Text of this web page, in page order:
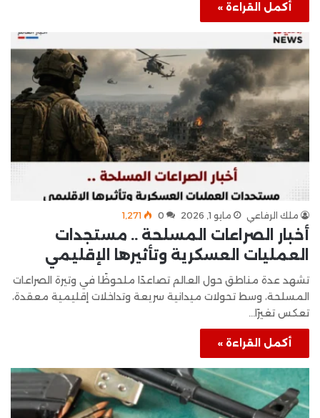
أكمل القراءة »
ملك الرفاعي مايو 1, 2026 0 1٬271
أخبار الصراعات المسلحة .. مستجدات
العمليات العسكرية وتأثيرها الإقليمي
تشهد عدة مناطق حول العالم تصاعدًا ملحوظًا في وتيرة الصراعات
المسلحة، وسط تحولات ميدانية سريعة وتداخلات إقليمية معقدة،
تعكس تغيرًا…
أكمل القراءة »